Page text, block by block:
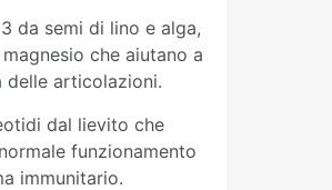
da semi di lino e alga,
che aiutano a
delle articolazioni.
dal lievito che
funzionamento
immunitario.